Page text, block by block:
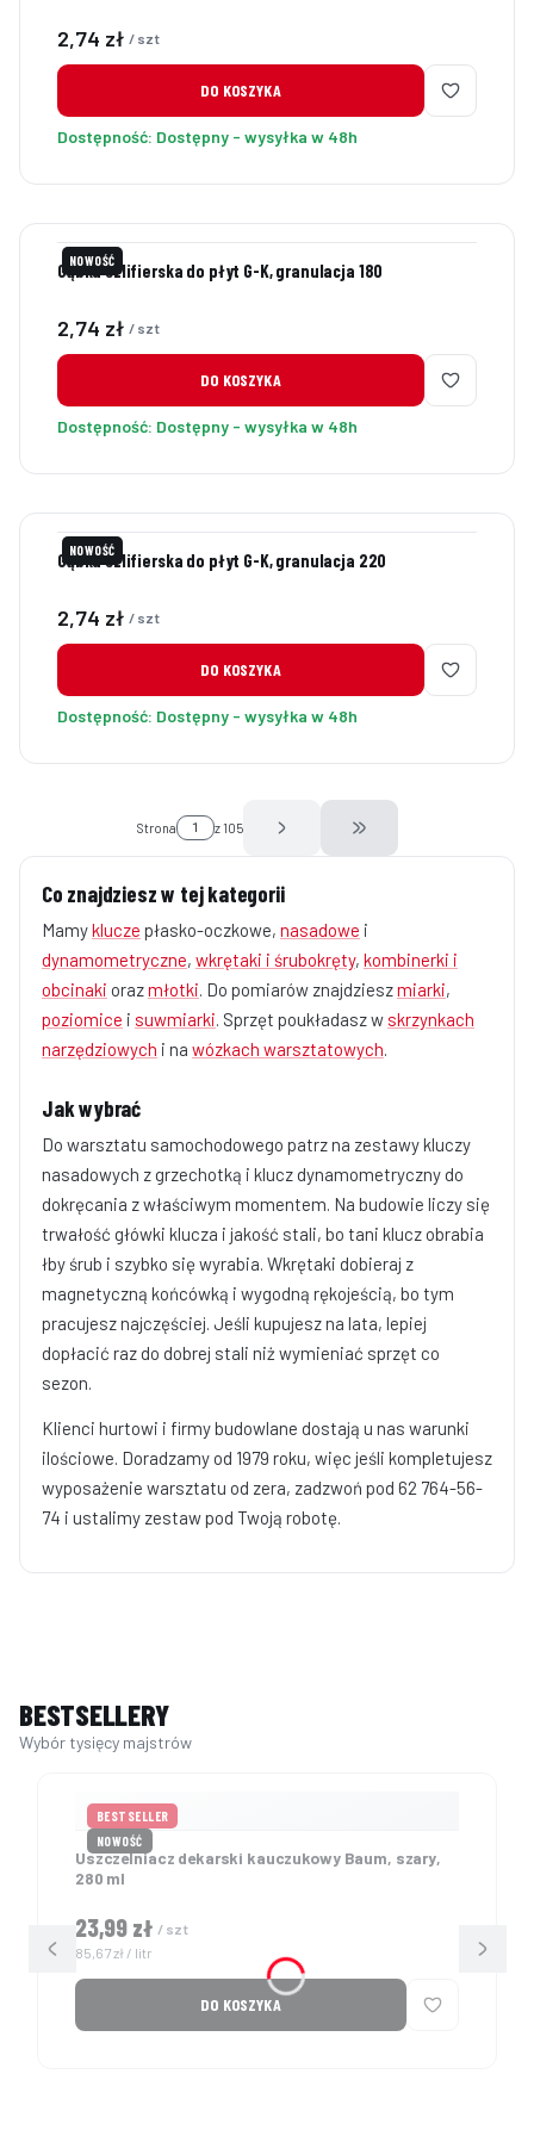
Cena
2,74 zł / szt
DO KOSZYKA
Dostępność: Dostępny - wysyłka w 48h
NOWOŚĆ
Gąbka szlifierska do płyt G-K, granulacja 180
Cena
2,74 zł / szt
DO KOSZYKA
Dostępność: Dostępny - wysyłka w 48h
NOWOŚĆ
Gąbka szlifierska do płyt G-K, granulacja 220
Cena
2,74 zł / szt
DO KOSZYKA
Dostępność: Dostępny - wysyłka w 48h
Strona z 105 Przejdź do ostatniej
Co znajdziesz w tej kategorii
Mamyklucze płasko-oczkowe, nasadowe i
dynamometryczne, wkrętaki i śrubokręty, kombinerki i
obcinaki orazmłotki. Do pomiarów znajdzieszmiarki,
poziomice i suwmiarki. Sprzęt poukładasz w skrzynkach
narzędziowych i na wózkach warsztatowych.
Jak wybrać
Do warsztatu samochodowego patrz na zestawy kluczy
nasadowych z grzechotką i klucz dynamometryczny do
dokręcania z właściwym momentem. Na budowie liczy się
trwałość główki klucza i jakość stali, bo tani klucz obrabia
łby śrub i szybko się wyrabia. Wkrętaki dobieraj z
magnetyczną końcówką i wygodną rękojeścią, bo tym
pracujesz najczęściej. Jeśli kupujesz na lata, lepiej
dopłacić raz do dobrej stali niż wymieniać sprzęt co
sezon.
Klienci hurtowi i firmy budowlane dostają u nas warunki
ilościowe. Doradzamy od 1979 roku, więc jeśli kompletujesz
wyposażenie warsztatu od zera, zadzwoń pod 62 764-56-
74 i ustalimy zestaw pod Twoją robotę.
BESTSELLERY
BESTSELLER
NOWOŚĆ
Uszczelniacz dekarski kauczukowy Baum, szary,
280 ml
Cena
23,99 zł / szt
Cena jednostkowa
85,67 zł / litr
DO KOSZYKA